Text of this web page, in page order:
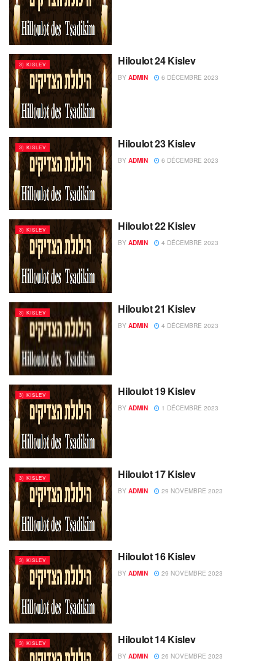
3) KISLEV Hiloulot 24 Kislev
BY ADMIN 6 DÉCEMBRE 2023
3) KISLEV Hiloulot 23 Kislev
BY ADMIN 6 DÉCEMBRE 2023
3) KISLEV Hiloulot 22 Kislev
BY ADMIN 4 DÉCEMBRE 2023
3) KISLEV Hiloulot 21 Kislev
BY ADMIN 4 DÉCEMBRE 2023
3) KISLEV Hiloulot 19 Kislev
BY ADMIN 1 DÉCEMBRE 2023
3) KISLEV Hiloulot 17 Kislev
BY ADMIN 29 NOVEMBRE 2023
3) KISLEV Hiloulot 16 Kislev
BY ADMIN 29 NOVEMBRE 2023
3) KISLEV Hiloulot 14 Kislev
BY ADMIN 26 NOVEMBRE 2023